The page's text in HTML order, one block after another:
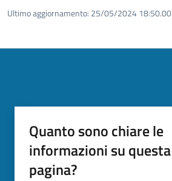
Ultimo aggiornamento: 25/05/2024 18:50.00
Quanto sono chiare le
informazioni su questa
pagina?